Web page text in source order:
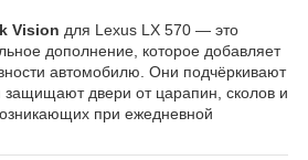
Vision для Lexus LX 570 — это
дополнение, которое добавляет
автомобилю. Они подчёркивают
защищают двери от царапин, сколов и
при ежедневной